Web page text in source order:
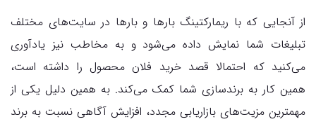
از آنجایی که با ریمارکتینگ بارها و بارها در سایت‌های مختلف
تبلیغات شما نمایش داده می‌شود و به مخاطب نیز یادآوری
می‌کنید که احتمالا قصد خرید فلان محصول را داشته است،
همین کار به برندسازی شما کمک می‌کند. به همین دلیل یکی از
مهمترین مزیت‌های بازاریابی مجدد، افزایش آگاهی نسبت به برند